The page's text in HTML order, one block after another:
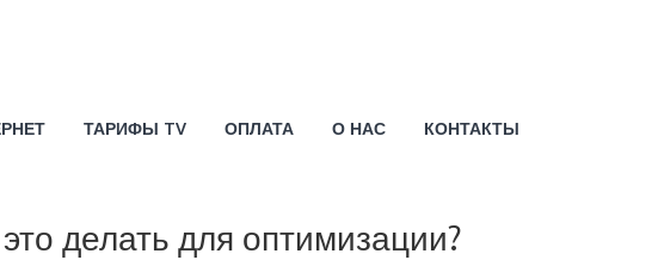
ТАРИФЫ TV ОПЛАТА О НАС КОНТАКТЫ
делать для оптимизации?